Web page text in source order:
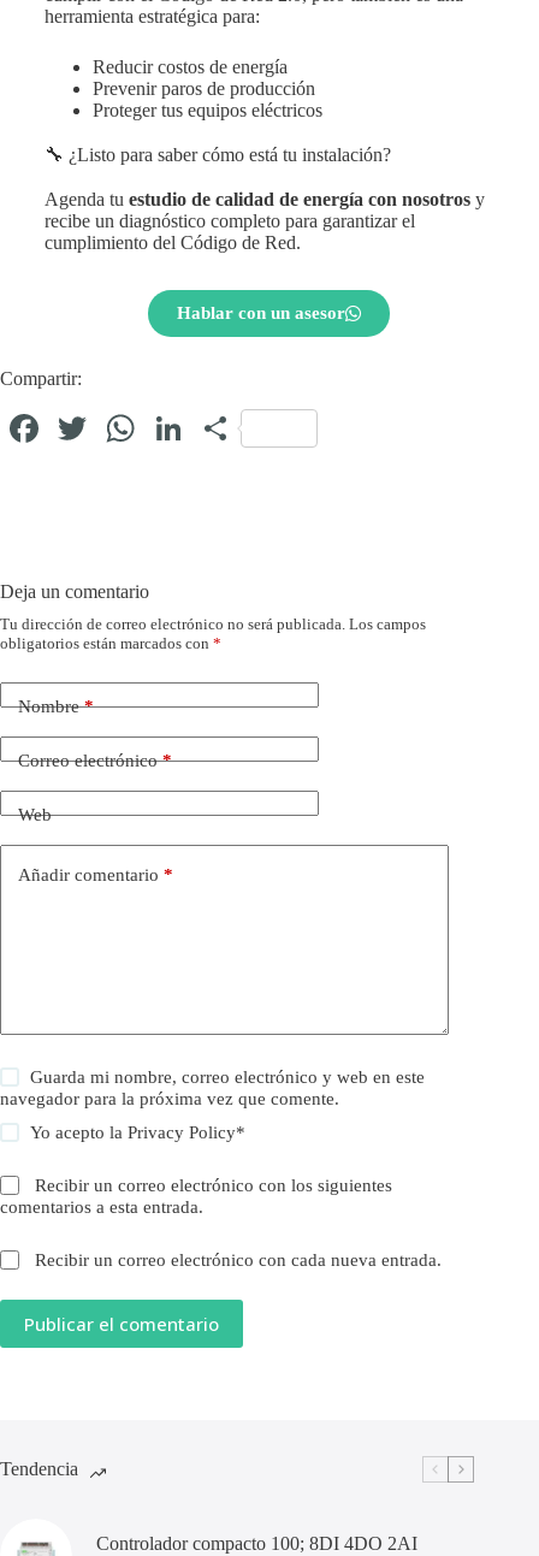
herramienta estratégica para:
Reducir costos de energía
Prevenir paros de producción
Proteger tus equipos eléctricos
🔧 ¿Listo para saber cómo está tu instalación?
Agenda tu estudio de calidad de energía con nosotrosy
recibe un diagnóstico completo para garantizar el
cumplimiento del Código de Red.
Hablar con un asesor
Compartir:
Fa T
W
pp
Li C
r
Deja un comentario
Tu dirección de correo electrónico no será publicada. Los campos
obligatorios están marcados con *
Nombre*
Correo electrónico*
Web
Añadir comentario *
Guarda mi nombre, correo electrónico y web en este
navegador para la próxima vez que comente.
Yo acepto laPrivacy Policy*
Recibir un correo electrónico con los siguientes
comentarios a esta entrada.
Recibir un correo electrónico con cada nueva entrada.
Publicar el comentario
Tendencia
Controlador compacto 100; 8DI 4DO 2AI